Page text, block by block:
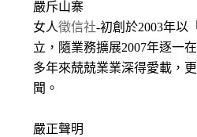
嚴斥山寨
女人徵信社-初創於2003年以「
立，隨業務擴展2007年逐一
多年來兢兢業業深得愛載，
聞。
嚴正聲明